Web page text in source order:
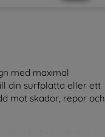
med maximal
din surfplatta eller ett
mot skador, repor och